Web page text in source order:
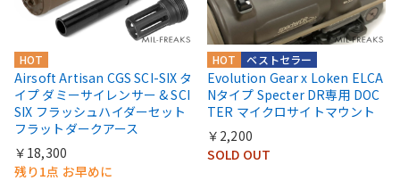
HOT
Airsoft Artisan CGS SCI-SIX タ
イプ ダミーサイレンサー & SCI
SIX フラッシュハイダーセット
フラットダークアース
￥18,300
残り1点 お早めに
ベストセラー
HOT
Evolution Gear x Loken ELCA
Nタイプ Specter DR専用 DOC
TER マイクロサイトマウント
￥2,200
SOLD OUT